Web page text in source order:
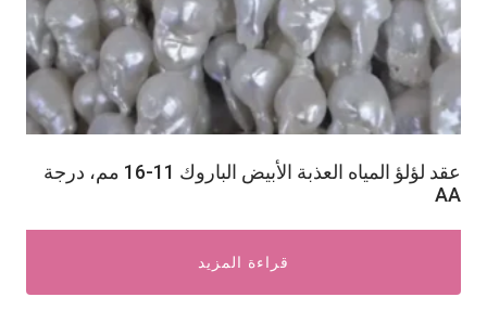
عقد لؤلؤ المياه العذبة الأبيض الباروك 11-16 مم، درجة
AA
قراءة المزيد